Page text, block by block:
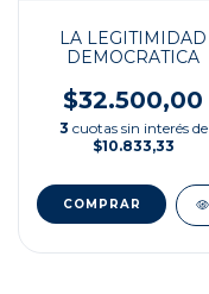
LA LEGITIMIDAD
DEMOCRATICA
$32.500,00
3 cuotas sin interés de
$10.833,33